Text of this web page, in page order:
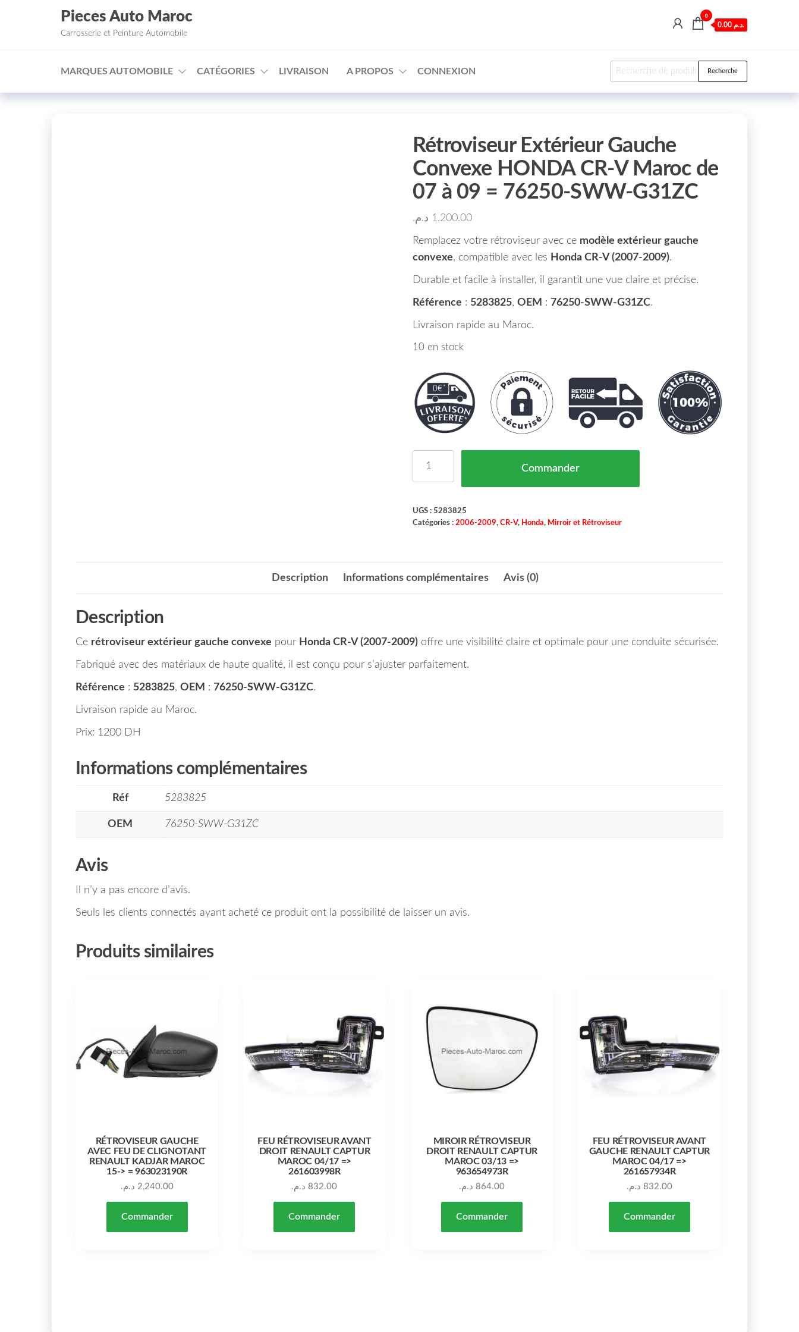
□
Aller au contenu
Pieces Auto Maroc
Carrosserie et Peinture Automobile
0
0.00 د.م.
MARQUES AUTOMOBILE CATÉGORIES LIVRAISON A PROPOS CONNEXION Recherche pour : Recherche
Rétroviseur Extérieur Gauche
Convexe HONDA CR-V Maroc de
07 à 09 = 76250-SWW-G31ZC
1,200.00 د.م.
Remplacez votre rétroviseur avec ce modèle extérieur gauche
convexe, compatible avec les Honda CR-V (2007-2009).
Durable et facile à installer, il garantit une vue claire et précise.
Référence : 5283825, OEM : 76250-SWW-G31ZC.
Livraison rapide au Maroc.
10 en stock
Commander
UGS : 5283825
Catégories : 2006-2009, CR-V, Honda, Mirroir et Rétroviseur
Description Informations complémentaires Avis (0)
Description
Ce rétroviseur extérieur gauche convexe pour Honda CR-V (2007-2009) offre une visibilité claire et optimale pour une conduite sécurisée.
Fabriqué avec des matériaux de haute qualité, il est conçu pour s’ajuster parfaitement.
Référence : 5283825, OEM : 76250-SWW-G31ZC.
Livraison rapide au Maroc.
Prix: 1200 DH
Informations complémentaires
Réf 5283825
OEM 76250-SWW-G31ZC
Avis
Il n’y a pas encore d’avis.
Seuls les clients connectés ayant acheté ce produit ont la possibilité de laisser un avis.
Produits similaires
RÉTROVISEUR GAUCHE
AVEC FEU DE CLIGNOTANT
RENAULT KADJAR MAROC
15-> = 963023190R
2,240.00 د.م.
Commander
FEU RÉTROVISEUR AVANT
DROIT RENAULT CAPTUR
MAROC 04/17 =>
261603998R
832.00 د.م.
Commander
MIROIR RÉTROVISEUR
DROIT RENAULT CAPTUR
MAROC 03/13 =>
963654973R
864.00 د.م.
Commander
FEU RÉTROVISEUR AVANT
GAUCHE RENAULT CAPTUR
MAROC 04/17 =>
261657934R
832.00 د.م.
Commander